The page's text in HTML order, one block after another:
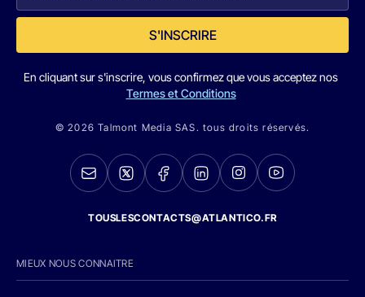
S'INSCRIRE
En cliquant sur s'inscrire, vous confirmez que vous acceptez nos
Termes et Conditions
© 2026 Talmont Media SAS. tous droits réservés.
TOUSLESCONTACTS@ATLANTICO.FR
MIEUX NOUS CONNAITRE